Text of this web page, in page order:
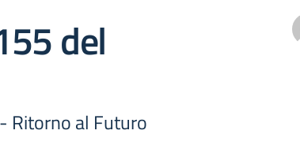
del
Ritorno al Futuro